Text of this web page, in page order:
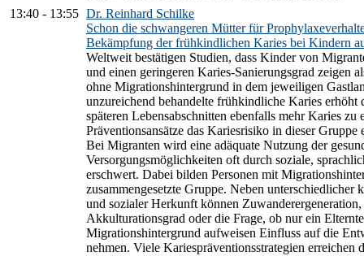
13:40 - 13:55 Dr. Reinhard Schilke
Schon die schwangeren Mütter für
Bekämpfung der frühkindlichen Karies bei Kindern
Weltweit bestätigen Studien, dass Kinder von
und einen geringeren Karies-Sanierungsgrad zeigen
ohne Migrationshintergrund in dem jeweiligen
unzureichend behandelte frühkindliche Karies erhöht
späteren Lebensabschnitten ebenfalls mehr Karies
Präventionsansätze das Kariesrisiko in dieser Gruppe
Bei Migranten wird eine adäquate Nutzung der
Versorgungsmöglichkeiten oft durch soziale,
erschwert. Dabei bilden Personen mit
zusammengesetzte Gruppe. Neben unterschiedlicher
und sozialer Herkunft können
Akkulturationsgrad oder die Frage, ob nur ein
Migrationshintergrund aufweisen Einfluss auf die
nehmen. Viele Kariespräventionsstrategien erreichen